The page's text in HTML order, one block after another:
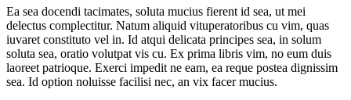
Ea sea docendi tacimates, soluta mucius fierent id sea, ut mei
delectus complectitur. Natum aliquid vituperatoribus cu vim, quas
iuvaret constituto vel in. Id atqui delicata principes sea, in solum
soluta sea, oratio volutpat vis cu. Ex prima libris vim, no eum duis
laoreet patrioque. Exerci impedit ne eam, ea reque postea dignissim
sea. Id option noluisse facilisi nec, an vix facer mucius.